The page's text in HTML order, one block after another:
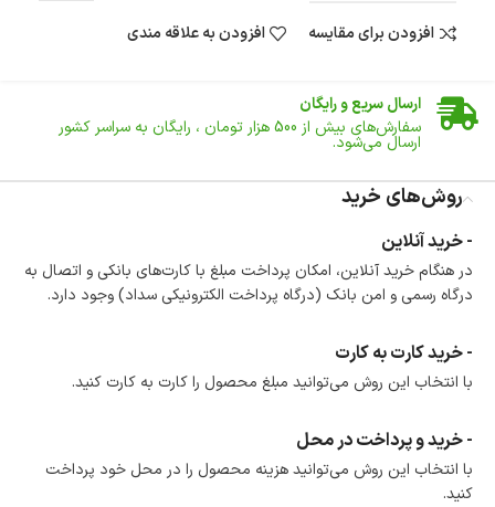
افزودن برای مقایسه افزودن به علاقه مندی
ضمانت اصالت کالا
ارسال سریع و رایگان
سفارش‌های بیش از 500 هزار تومان ، رایگان به سراسر کشور
ارسال می‌شود.
تا 14 روز پس از تحویل کالا می‌توانید آن را برگشت دهید.
امکان پرداخت در محل
در هنگام خرید محصول، امکان انتخاب پرداخت در محل
وجود دارد.
امکان پرداخت اقساطی
است.
ضمانت اصالت کالا
گارانتی معتبر برای تمامی محصولات ارائه می‌شود.
روش‌های خرید
- خرید آنلاین
در هنگام خرید آنلاین، امکان پرداخت مبلغ با کارت‌های بانکی و اتصال به
درگاه رسمی و امن بانک (درگاه پرداخت الکترونیکی سداد) وجود دارد.
- خرید کارت به کارت
با انتخاب این روش می‌توانید مبلغ محصول را کارت به کارت کنید.
- خرید و پرداخت در محل
با انتخاب این روش می‌توانید هزینه محصول را در محل خود پرداخت
کنید.